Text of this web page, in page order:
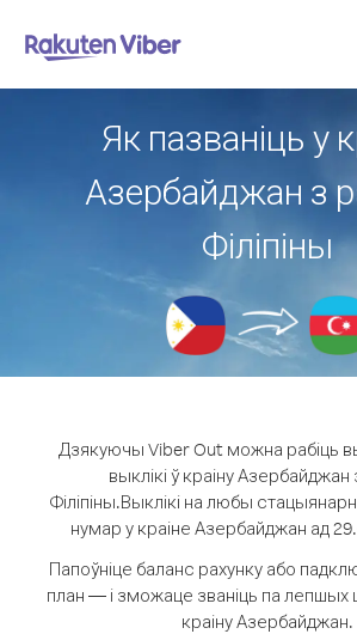
Як пазваніць у
Азербайджан з
Філіпіны
Дзякуючы Viber Out можна рабіць
выклікі ў краіну Азербайджан
Філіпіны.Выклікі на любы
нумар у краіне Азербайджан ад
Папоўніце баланс рахунку або
план — і зможаце званіць па лепшых
краіну Азербайджан.